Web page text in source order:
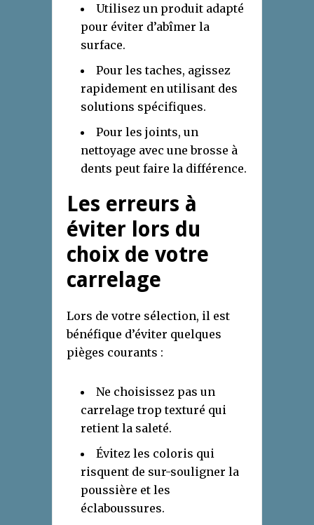
Utilisez un produit adapté
pour éviter d’abîmer la
surface.
Pour les taches, agissez
rapidement en utilisant des
solutions spécifiques.
Pour les joints, un
nettoyage avec une brosse à
dents peut faire la différence.
Les erreurs à
éviter lors du
choix de votre
carrelage
Lors de votre sélection, il est
bénéfique d’éviter quelques
pièges courants :
Ne choisissez pas un
carrelage trop texturé qui
retient la saleté.
Évitez les coloris qui
risquent de sur-souligner la
poussière et les
éclaboussures.